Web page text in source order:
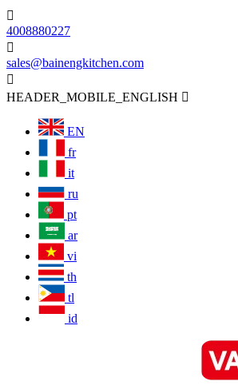

4008880227

sales@bainengkitchen.com

HEADER_MOBILE_ENGLISH 
EN
fr
it
ru
pt
ar
vi
th
tl
id